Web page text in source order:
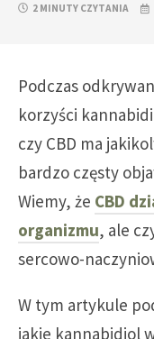
2 MINUTY CZYTANIA
Podczas
korzyści
czy CBD ma
bardzo częsty
Wiemy, że CBD
organizmu, ale
sercowo-
W tym artykule
jakie kannabidiol